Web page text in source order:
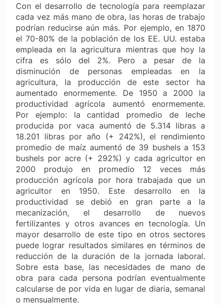
Con el desarrollo de tecnología para reemplazar
cada vez más mano de obra, las horas de trabajo
podrían reducirse aún más. Por ejemplo, en 1870
el 70-80% de la población de los EE. UU. estaba
empleada en la agricultura mientras que hoy la
cifra es sólo del 2%. Pero a pesar de la
disminución de personas empleadas en la
agricultura, la producción de este sector ha
aumentado enormemente. De 1950 a 2000 la
productividad agrícola aumentó enormemente.
Por ejemplo: la cantidad promedio de leche
producida por vaca aumentó de 5.314 libras a
18.201 libras por año (+ 242%), el rendimiento
promedio de maíz aumentó de 39 bushels a 153
bushels por acre (+ 292%) y cada agricultor en
2000 produjo en promedio 12 veces más
producción agrícola por hora trabajada que un
agricultor en 1950. Este desarrollo en la
productividad se debió en gran parte a la
mecanización, el desarrollo de nuevos
fertilizantes y otros avances en tecnología. Un
mayor desarrollo de este tipo en otros sectores
puede lograr resultados similares en términos de
reducción de la duración de la jornada laboral.
Sobre esta base, las necesidades de mano de
obra para cada persona podrían eventualmente
calcularse de por vida en lugar de diaria, semanal
o mensualmente.